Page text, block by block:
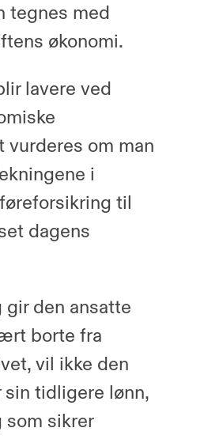
tegnes med
økonomi.
lavere ved
om man
i
til
dagens
den ansatte
borte fra
vil ikke den
tidligere lønn,
sikrer